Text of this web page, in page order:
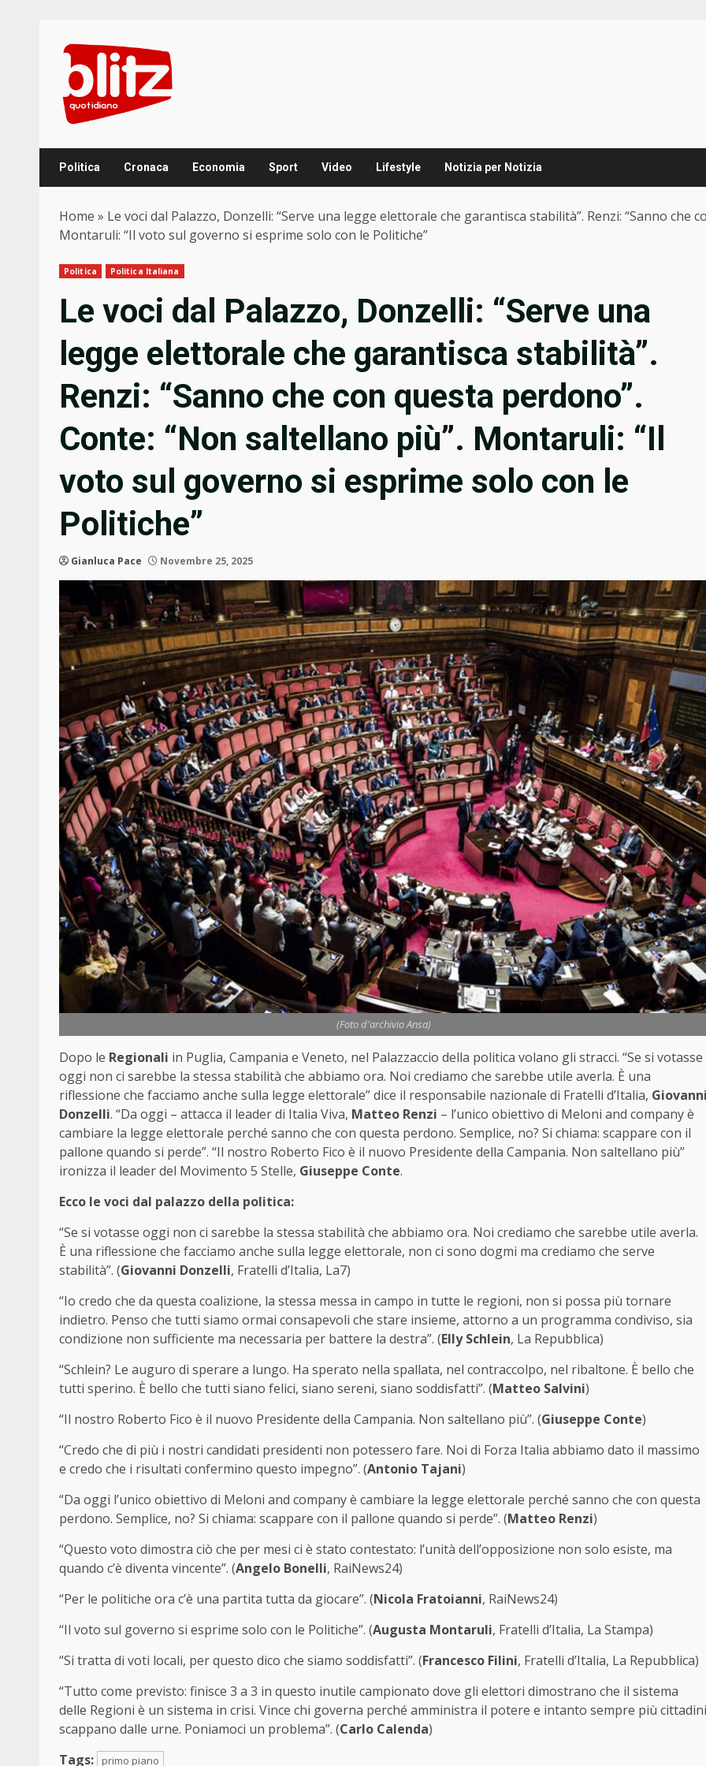
content
Politica Cronaca Economia Sport Video Lifestyle Notizia per Notizia
Home » Le voci dal Palazzo, Donzelli: “Serve una legge elettorale che garantisca stabilità”. Renzi: “Sanno che
Montaruli: “Il voto sul governo si esprime solo con le Politiche”
Politica Politica Italiana
Le voci dal Palazzo, Donzelli: “Serve una
legge elettorale che garantisca stabilità”.
Renzi: “Sanno che con questa perdono”.
Conte: “Non saltellano più”. Montaruli: “Il
voto sul governo si esprime solo con le
Politiche”
Gianluca Pace Novembre 25, 2025
(Foto d'archivio Ansa)
Dopo le Regionali in Puglia, Campania e Veneto, nel Palazzaccio della politica volano gli stracci. “Se si votasse
oggi non ci sarebbe la stessa stabilità che abbiamo ora. Noi crediamo che sarebbe utile averla. È una
riflessione che facciamo anche sulla legge elettorale” dice il responsabile nazionale di Fratelli d’Italia,
Donzelli. “Da oggi – attacca il leader di Italia Viva, Matteo Renzi – l’unico obiettivo di Meloni and company è
cambiare la legge elettorale perché sanno che con questa perdono. Semplice, no? Si chiama: scappare con il
pallone quando si perde”. “Il nostro Roberto Fico è il nuovo Presidente della Campania. Non saltellano più”
ironizza il leader del Movimento 5 Stelle, Giuseppe Conte.
Ecco le voci dal palazzo della politica:
“Se si votasse oggi non ci sarebbe la stessa stabilità che abbiamo ora. Noi crediamo che sarebbe utile averla.
È una riflessione che facciamo anche sulla legge elettorale, non ci sono dogmi ma crediamo che serve
stabilità”. (Giovanni Donzelli, Fratelli d’Italia, La7)
“Io credo che da questa coalizione, la stessa messa in campo in tutte le regioni, non si possa più tornare
indietro. Penso che tutti siamo ormai consapevoli che stare insieme, attorno a un programma condiviso, sia
condizione non sufficiente ma necessaria per battere la destra”. (Elly Schlein, La Repubblica)
“Schlein? Le auguro di sperare a lungo. Ha sperato nella spallata, nel contraccolpo, nel ribaltone. È bello che
tutti sperino. È bello che tutti siano felici, siano sereni, siano soddisfatti”. (Matteo Salvini)
“Il nostro Roberto Fico è il nuovo Presidente della Campania. Non saltellano più”. (Giuseppe Conte)
“Credo che di più i nostri candidati presidenti non potessero fare. Noi di Forza Italia abbiamo dato il massimo
e credo che i risultati confermino questo impegno”. (Antonio Tajani)
“Da oggi l’unico obiettivo di Meloni and company è cambiare la legge elettorale perché sanno che con questa
perdono. Semplice, no? Si chiama: scappare con il pallone quando si perde”. (Matteo Renzi)
“Questo voto dimostra ciò che per mesi ci è stato contestato: l’unità dell’opposizione non solo esiste, ma
quando c’è diventa vincente”. (Angelo Bonelli, RaiNews24)
“Per le politiche ora c’è una partita tutta da giocare”. (Nicola Fratoianni, RaiNews24)
“Il voto sul governo si esprime solo con le Politiche”. (Augusta Montaruli, Fratelli d’Italia, La Stampa)
“Si tratta di voti locali, per questo dico che siamo soddisfatti”. (Francesco Filini, Fratelli d’Italia, La Repubblica)
“Tutto come previsto: finisce 3 a 3 in questo inutile campionato dove gli elettori dimostrano che il sistema
delle Regioni è un sistema in crisi. Vince chi governa perché amministra il potere e intanto sempre più cittadini
scappano dalle urne. Poniamoci un problema”. (Carlo Calenda)
Tags:
primo piano